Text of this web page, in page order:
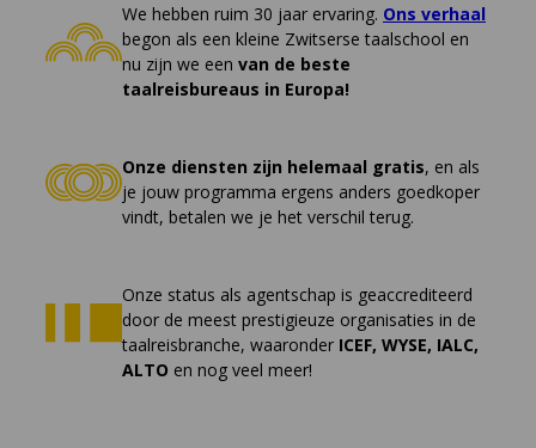
We hebben ruim 30 jaar ervaring. Ons verhaal
begon als een kleine Zwitserse taalschool en
nu zijn we een van de beste
taalreisbureaus in Europa!
Onze diensten zijn helemaal gratis, en als
je jouw programma ergens anders goedkoper
vindt, betalen we je het verschil terug.
Onze status als agentschap is geaccrediteerd
door de meest prestigieuze organisaties in de
taalreisbranche, waaronder ICEF, WYSE, IALC,
ALTO en nog veel meer!